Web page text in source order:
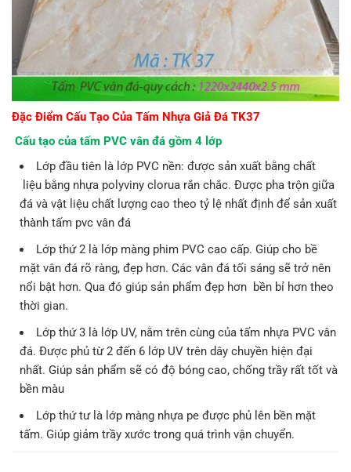
Đặc Điểm Cấu Tạo Của Tấm Nhựa Giả Đá TK37
Cấu tạo của tấm PVC vân đá gồm 4 lớp
Lớp đầu tiên là lớp PVC nền: được sản xuất bằng chất
liệu bằng nhựa polyviny clorua rắn chắc. Được pha trộn giữa
đá và vật liệu chất lượng cao theo tỷ lệ nhất định để sản xuất
thành tấm pvc vân đá
Lớp thứ 2 là lớp màng phim PVC cao cấp. Giúp cho bề
mặt vân đá rõ ràng, đẹp hơn. Các vân đá tối sáng sẽ trở nên
nổi bật hơn. Qua đó giúp sản phẩm đẹp hơn bền bỉ hơn theo
thời gian.
Lớp thứ 3 là lớp UV, nằm trên cùng của tấm nhựa PVC vân
đá. Được phủ từ 2 đến 6 lớp UV trên dây chuyền hiện đại
nhất. Giúp sản phẩm sẽ có độ bóng cao, chống trầy rất tốt và
bền màu
Lớp thứ tư là lớp màng nhựa pe được phủ lên bền mặt
tấm. Giúp giảm trầy xước trong quá trình vận chuyển.